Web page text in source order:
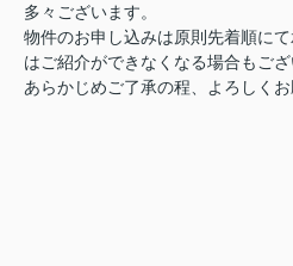
多々ございます。
物件のお申し込みは原則先着順に
はご紹介ができなくなる場合もござ
あらかじめご了承の程、よろしくお